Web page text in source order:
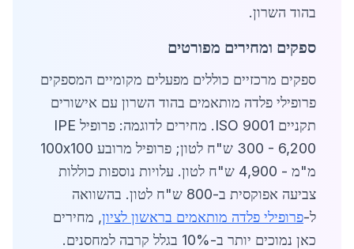
בהוד השרון.
ספקים ומחירים מפורטים
ספקים מרכזיים כוללים מפעלים מקומיים המספקים
פרופילי פלדה מותאמים בהוד השרון עם אישורים
תקניים ISO 9001. מחירים לדוגמה: פרופיל IPE
300 - 6,200 ש"ח לטון; פרופיל מרובע 100x100
מ"מ - 4,900 ש"ח לטון. עלויות נוספות כוללות
צביעה אפוקסית ב-800 ש"ח לטון. בהשוואה
ל-פרופילי פלדה מותאמים בראשון לציון, מחירים
כאן נמוכים יותר ב-10% בגלל קרבה למחסנים.